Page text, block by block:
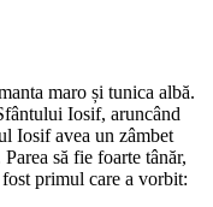
maro și tunica albă.
Iosif, aruncând
Iosif avea un zâmbet
să fie foarte tânăr,
primul care a vorbit: